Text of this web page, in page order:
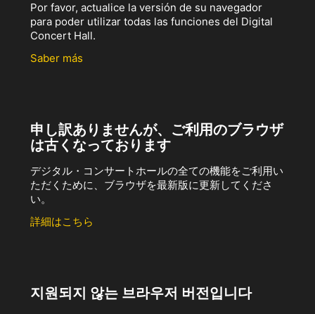
Por favor, actualice la versión de su navegador
para poder utilizar todas las funciones del Digital
Concert Hall.
Saber más
申し訳ありませんが、ご利用のブラウザ
は古くなっております
デジタル・コンサートホールの全ての機能をご利用い
ただくために、ブラウザを最新版に更新してくださ
い。
詳細はこちら
지원되지 않는 브라우저 버전입니다